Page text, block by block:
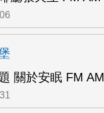
關於安眠 FM AM